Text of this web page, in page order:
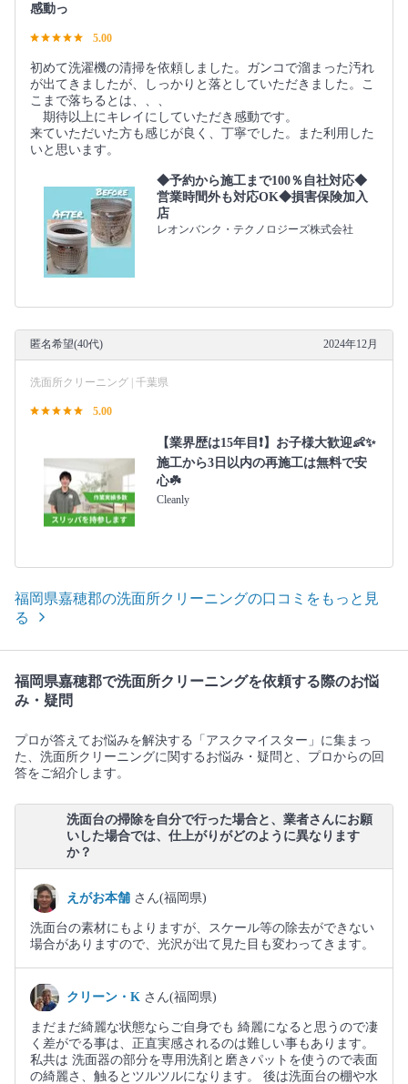
感動っ
5.00
初めて洗濯機の清掃を依頼しました。ガンコで溜まった汚れ
が出てきましたが、しっかりと落としていただきました。こ
こまで落ちるとは、、、
期待以上にキレイにしていただき感動です。
来ていただいた方も感じが良く、丁寧でした。また利用した
いと思います。
◆予約から施工まで100％自社対応◆
営業時間外も対応OK◆損害保険加入
店
レオンバンク・テクノロジーズ株式会社
匿名希望(40代) 2024年12月
洗面所クリーニング | 千葉県
5.00
【業界歴は15年目❗️】お子様大歓迎👶✨
施工から3日以内の再施工は無料で安
心☘️
Cleanly
福岡県嘉穂郡の洗面所クリーニングの口コミをもっと見
る
福岡県嘉穂郡で洗面所クリーニングを依頼する際のお悩
み・疑問
プロが答えてお悩みを解決する「アスクマイスター」に集まっ
た、洗面所クリーニングに関するお悩み・疑問と、プロからの回
答をご紹介します。
洗面台の掃除を自分で行った場合と、業者さんにお願
いした場合では、仕上がりがどのように異なります
か？
えがお本舗 さん(福岡県)
洗面台の素材にもよりますが、スケール等の除去ができない
場合がありますので、光沢が出て見た目も変わってきます。
クリーン・K さん(福岡県)
まだまだ綺麗な状態ならご自身でも 綺麗になると思うので凄
く差がでる事は、正直実感されるのは難しい事もあります。
私共は 洗面器の部分を専用洗剤と磨きパットを使うので表面
の綺麗さ、触るとツルツルになります。 後は洗面台の棚や水